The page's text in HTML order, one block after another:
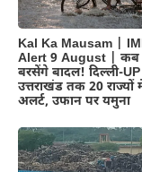
Kal Ka Mausam |
Alert 9 August |
बरसेंगे बादल! दिल्ली-
उत्तराखंड तक 20 राज्यों
अलर्ट, उफान पर यमुना